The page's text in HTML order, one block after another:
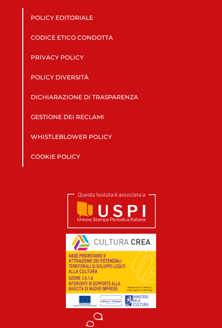
POLICY EDITORIALE
CODICE ETICO CONDOTTA
PRIVACY POLICY
POLICY DIVERSITÀ
DICHIARAZIONE DI TRASPARENZA
GESTIONE DEI RECLAMI
WHISTLEBLOWER POLICY
COOKIE POLICY